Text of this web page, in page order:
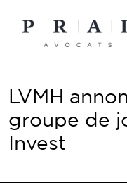
content
LVMH
groupe de
Invest